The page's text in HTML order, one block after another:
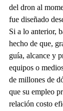
del dron al
fue diseñado
Si a lo anterior,
hecho de que,
guía, alcance y
equipos o
de millones de
que su empleo
relación costo